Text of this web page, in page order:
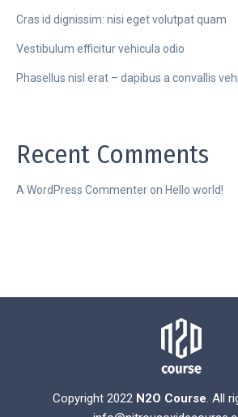
Cras id dignissim: nisi eget volutpat quam
Vestibulum efficitur vehicula odio
Phasellus nisl erat – dapibus a convallis
Recent Comments
A WordPress Commenteron Hello world!
Copyright 2022 N2O Course . All